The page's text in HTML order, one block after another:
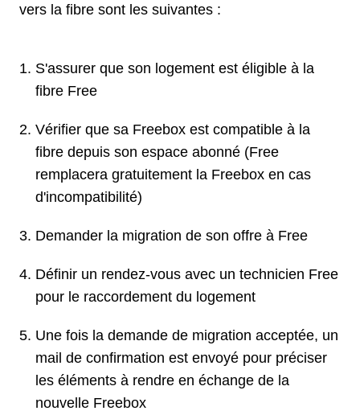
vers la fibre sont les suivantes :
S'assurer que son logement est éligible à la
fibre Free
Vérifier que sa Freebox est compatible à la
fibre depuis son espace abonné (Free
remplacera gratuitement la Freebox en cas
d'incompatibilité)
Demander la migration de son offre à Free
Définir un rendez-vous avec un technicien Free
pour le raccordement du logement
Une fois la demande de migration acceptée, un
mail de confirmation est envoyé pour préciser
les éléments à rendre en échange de la
nouvelle Freebox